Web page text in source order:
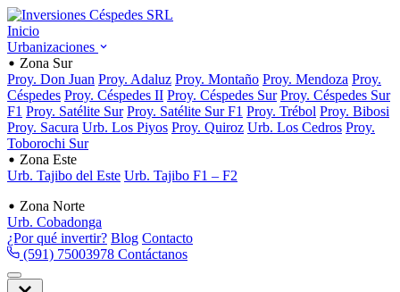
Inicio
Urbanizaciones
Zona Sur
Proy. Don Juan Proy. Adaluz Proy. Montaño Proy. Mendoza Proy.
Céspedes Proy. Céspedes II Proy. Céspedes Sur Proy. Céspedes Sur
F1 Proy. Satélite Sur Proy. Satélite Sur F1 Proy. Trébol Proy. Bibosi
Proy. Sacura Urb. Los Piyos Proy. Quiroz Urb. Los Cedros Proy.
Toborochi Sur
Zona Este
Urb. Tajibo del Este Urb. Tajibo F1 – F2
Zona Norte
Urb. Cobadonga
¿Por qué invertir? Blog Contacto
(591) 75003978 Contáctanos